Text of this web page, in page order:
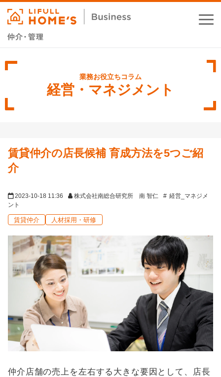
業務支援サービス
資料ダウンロード
経営・マネジメント
賃貸仲介の店長候補 育成方法を5つご紹
介
2023-10-18 11:36 株式会社南総合研究所 南 智仁
経営_マネジメ
ント
賃貸仲介 人材採用・研修
仲介店舗の売上を左右する大きな要因として、店長